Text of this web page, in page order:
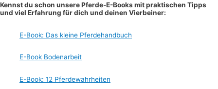
Kennst du schon unsere Pferde-E-Books mit praktischen Tipps
und viel Erfahrung für dich und deinen Vierbeiner:
E-Book: Das kleine Pferdehandbuch
E-Book Bodenarbeit
E-Book: 12 Pferdewahrheiten